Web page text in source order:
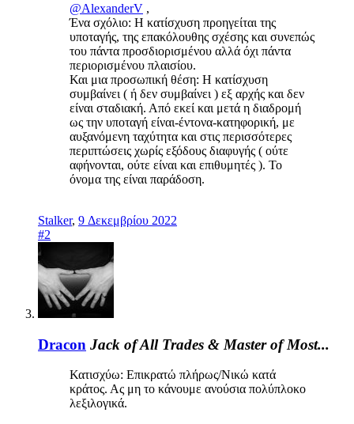
@AlexanderV ,
Ένα σχόλιο: Η κατίσχυση προηγείται της
υποταγής, της επακόλουθης σχέσης και συνεπώς
του πάντα προσδιορισμένου αλλά όχι πάντα
περιορισμένου πλαισίου.
Και μια προσωπική θέση: Η κατίσχυση
συμβαίνει ( ή δεν συμβαίνει ) εξ αρχής και δεν
είναι σταδιακή. Από εκεί και μετά η διαδρομή
ως την υποταγή είναι-έντονα-κατηφορική, με
αυξανόμενη ταχύτητα και στις περισσότερες
περιπτώσεις χωρίς εξόδους διαφυγής ( ούτε
αφήνονται, ούτε είναι και επιθυμητές ). Το
όνομα της είναι παράδοση.
Stalker, 9 Δεκεμβρίου 2022
#2
Dracon Jack of All Trades & Master of Most...
Κατισχύω: Επικρατώ πλήρως/Νικώ κατά
κράτος. Ας μη το κάνουμε ανούσια πολύπλοκο
λεξιλογικά.